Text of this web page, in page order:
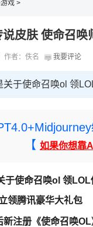
戏 >
皮肤 使命召唤
作者：佚名 我要评论
于使命召唤ol 领
【 如果你想靠
于使命召唤ol 领
领腾讯豪华大礼包
注册《使命召唤